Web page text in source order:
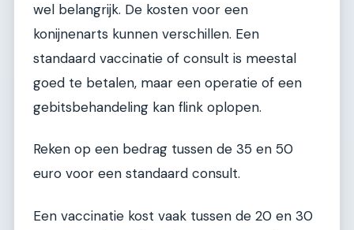
wel belangrijk. De kosten voor een
konijnenarts kunnen verschillen. Een
standaard vaccinatie of consult is meestal
goed te betalen, maar een operatie of een
gebitsbehandeling kan flink oplopen.
Reken op een bedrag tussen de 35 en 50
euro voor een standaard consult.
Een vaccinatie kost vaak tussen de 20 en 30